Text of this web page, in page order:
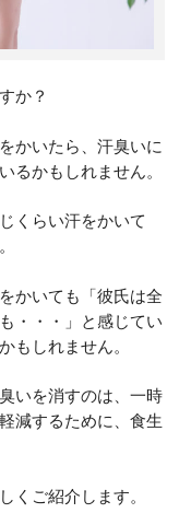
か？
かいたら、汗臭いに
るかもしれません。
くらい汗をかいて
かいても「彼氏は全
・・・」と感じてい
もしれません。
いを消すのは、一時
減するために、食生
くご紹介します。